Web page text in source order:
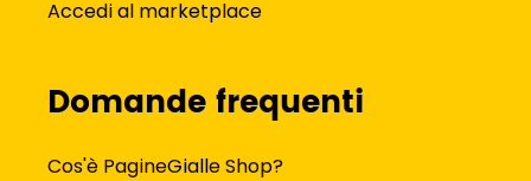
Accedi al marketplace
Domande frequenti
Cos'è PagineGialle Shop?